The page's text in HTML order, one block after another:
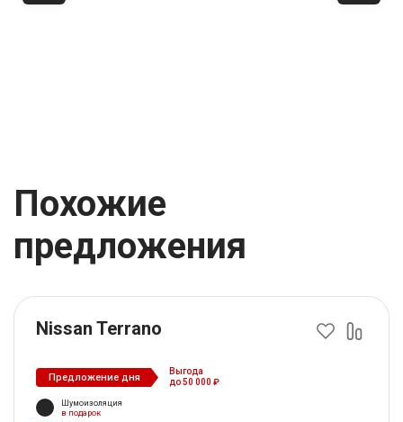
Похожие
предложения
Nissan Terrano
Предложение дня
Выгода
до 50 000 ₽
Шумоизоляция
в подарок